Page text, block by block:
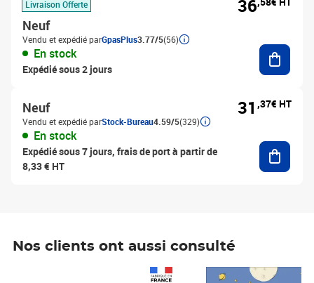
Livraison Offerte
Neuf
Vendu et expédié parGpasPlus3.77/5(56)
En stock
Expédié sous 2 jours
36
Neuf
Vendu et expédié parStock-Bureau4.59/5(329)
En stock
Expédié sous 7 jours, frais de port à partir de
8,33 € HT
31 ,37€ HT
Nos clients ont aussi consulté
Prix 6,25€ HT